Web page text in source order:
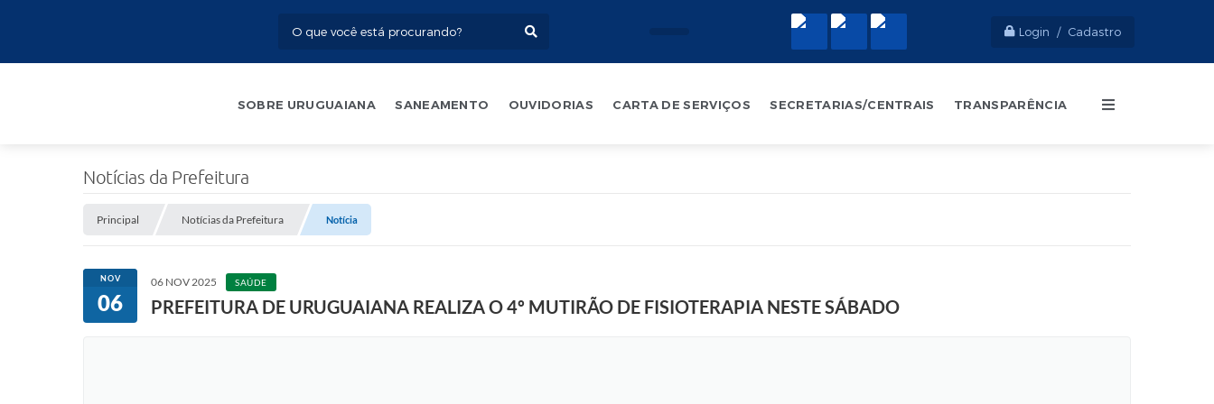
Login / Cadastro
SOBRE URUGUAIANA SANEAMENTO OUVIDORIAS CARTA DE SERVIÇOS SECRETARIAS/CENTRAIS TRANSPARÊNCIA
Notícias da Prefeitura
Principal Notícias da Prefeitura Notícia
NOV
06
06 NOV 2025 SAÚDE
PREFEITURA DE URUGUAIANA REALIZA O 4º MUTIRÃO DE FISIOTERAPIA NESTE SÁBADO